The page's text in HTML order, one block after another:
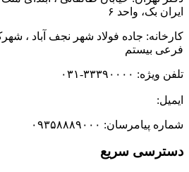
ایران بک، واحد ۶
فرعی بیستم
تلفن ویژه: ۳۳۳۹۰۰۰۰-۰۳۱
ایمیل:
شماره پیامرسان: ۰۹۳۵۸۸۸۹۰۰۰
دسترسی سریع